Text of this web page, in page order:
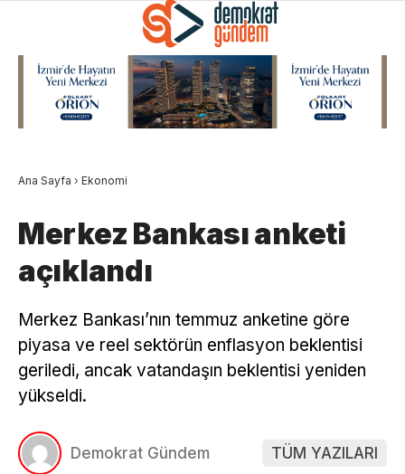
Ana Sayfa › Ekonomi
Merkez Bankası anketi
açıklandı
Merkez Bankası’nın temmuz anketine göre
piyasa ve reel sektörün enflasyon beklentisi
geriledi, ancak vatandaşın beklentisi yeniden
yükseldi.
Demokrat Gündem TÜM YAZILARI